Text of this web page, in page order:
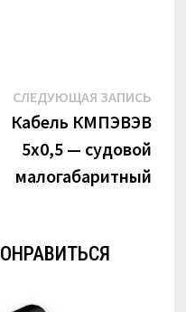
СЛЕДУЮЩАЯ ЗАПИСЬ
Кабель КМПЭВЭВ
5х0,5 — судовой
малогабаритный